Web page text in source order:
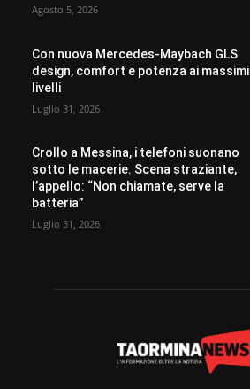
Agosto 5, 2026
Con nuova Mercedes-Maybach GLS
design, comfort e potenza ai massimi
livelli
Luglio 31, 2026
Crollo a Messina, i telefoni suonano
sotto le macerie. Scena straziante,
l’appello: “Non chiamate, serve la
batteria”
Luglio 31, 2026